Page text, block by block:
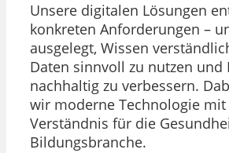
Unsere digitalen Lösungen
konkreten Anforderungen –
ausgelegt, Wissen
Daten sinnvoll zu nutzen und
nachhaltig zu verbessern.
wir moderne Technologie
Verständnis für die
Bildungsbranche.